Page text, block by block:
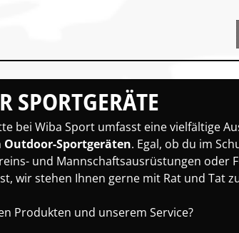
SPORTGERÄTE
bei Wiba Sport umfasst eine vielfältige
Outdoor-Sportgeräten. Egal, ob du im
und Mannschaftsausrüstungen oder
wir stehen Ihnen gerne mit Rat und Tat
Produkten und unserem Service?